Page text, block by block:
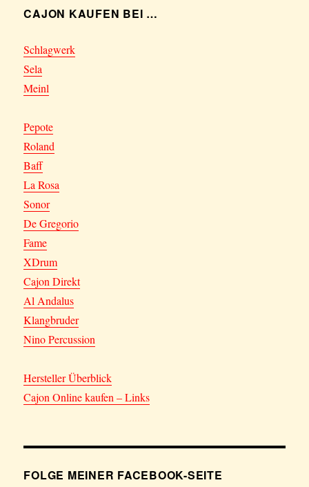
CAJON KAUFEN BEI …
Schlagwerk
Sela
Meinl
Pepote
Roland
Baff
La Rosa
Sonor
De Gregorio
Fame
XDrum
Cajon Direkt
Al Andalus
Klangbruder
Nino Percussion
Hersteller Überblick
Cajon Online kaufen – Links
FOLGE MEINER FACEBOOK-SEITE